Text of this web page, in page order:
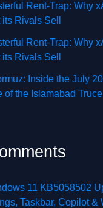
Rent-Trap: Why
Rivals Sell
Rent-Trap: Why
Rivals Sell
Inside the July
of the Islamabad Truce
11 KB5058502
Taskbar, Copilot &